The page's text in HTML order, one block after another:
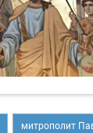
митрополит